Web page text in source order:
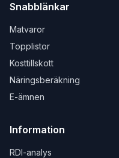
Snabblänkar
Matvaror
Topplistor
Kosttillskott
Näringsberäkning
E-ämnen
Information
RDI-analys